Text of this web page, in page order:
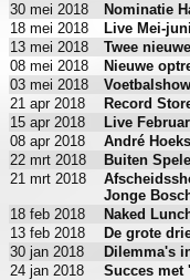
30 mei 2018
Nominatie
18 mei 2018
Live Mei-
13 mei 2018
Twee
08 mei 2018
Nieuwe
03 mei 2018
21 apr 2018
Record
15 apr 2018
Live
08 apr 2018
André
22 mrt 2018
Buiten
21 mrt 2018
Jonge
18 feb 2018
Naked
13 feb 2018
De grote
30 jan 2018
Dilemma's
24 jan 2018
Succes met